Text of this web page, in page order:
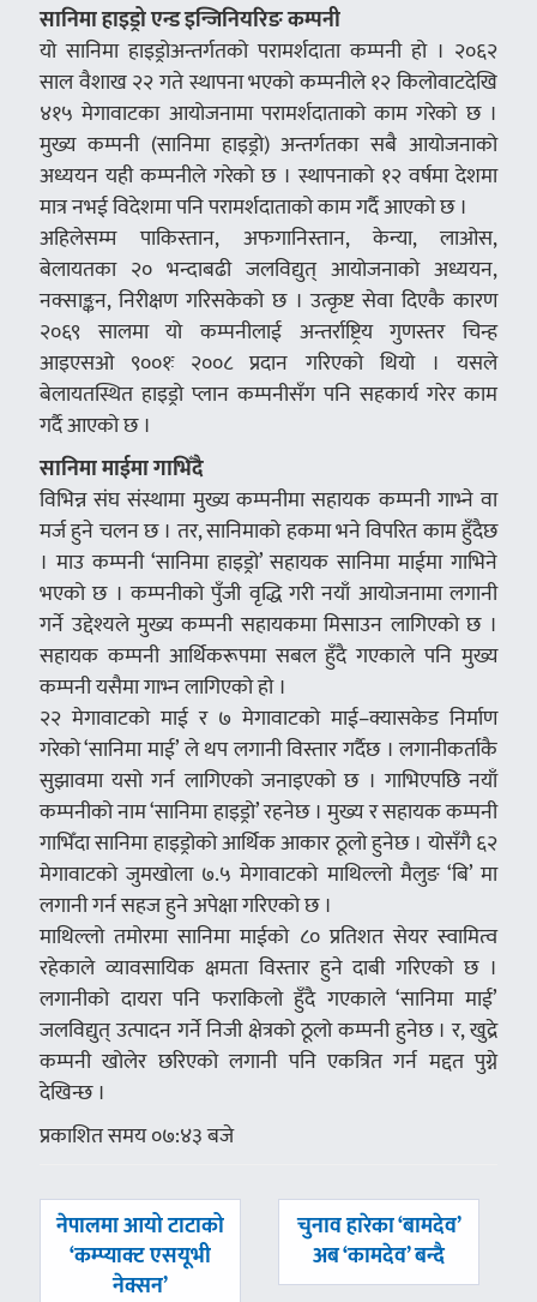
सानिमा हाइड्रो एन्ड इन्जिनियरिङ कम्पनी
यो सानिमा हाइड्रोअन्तर्गतको परामर्शदाता कम्पनी हो । २०६२
साल वैशाख २२ गते स्थापना भएको कम्पनीले १२ किलोवाटदेखि
४१५ मेगावाटका आयोजनामा परामर्शदाताको काम गरेको छ ।
मुख्य कम्पनी (सानिमा हाइड्रो) अन्तर्गतका सबै आयोजनाको
अध्ययन यही कम्पनीले गरेको छ । स्थापनाको १२ वर्षमा देशमा
मात्र नभई विदेशमा पनि परामर्शदाताको काम गर्दै आएको छ ।
अहिलेसम्म पाकिस्तान, अफगानिस्तान, केन्या, लाओस,
बेलायतका २० भन्दाबढी जलविद्युत् आयोजनाको अध्ययन,
नक्साङ्कन, निरीक्षण गरिसकेको छ । उत्कृष्ट सेवा दिएकै कारण
२०६९ सालमा यो कम्पनीलाई अन्तर्राष्ट्रिय गुणस्तर चिन्ह
आइएसओ ९००१ः २००८ प्रदान गरिएको थियो । यसले
बेलायतस्थित हाइड्रो प्लान कम्पनीसँग पनि सहकार्य गरेर काम
गर्दै आएको छ ।
सानिमा माईमा गाभिँदै
विभिन्न संघ संस्थामा मुख्य कम्पनीमा सहायक कम्पनी गाभ्ने वा
मर्ज हुने चलन छ । तर, सानिमाको हकमा भने विपरित काम हुँदैछ
। माउ कम्पनी ‘सानिमा हाइड्रो’ सहायक सानिमा माईमा गाभिने
भएको छ । कम्पनीको पुँजी वृद्धि गरी नयाँ आयोजनामा लगानी
गर्ने उद्देश्यले मुख्य कम्पनी सहायकमा मिसाउन लागिएको छ ।
सहायक कम्पनी आर्थिकरूपमा सबल हुँदै गएकाले पनि मुख्य
कम्पनी यसैमा गाभ्न लागिएको हो ।
२२ मेगावाटको माई र ७ मेगावाटको माई–क्यासकेड निर्माण
गरेको ‘सानिमा माई’ ले थप लगानी विस्तार गर्दैछ । लगानीकर्ताकै
सुझावमा यसो गर्न लागिएको जनाइएको छ । गाभिएपछि नयाँ
कम्पनीको नाम ‘सानिमा हाइड्रो’ रहनेछ । मुख्य र सहायक कम्पनी
गाभिँदा सानिमा हाइड्रोको आर्थिक आकार ठूलो हुनेछ । योसँगै ६२
मेगावाटको जुमखोला ७.५ मेगावाटको माथिल्लो मैलुङ ‘बि’ मा
लगानी गर्न सहज हुने अपेक्षा गरिएको छ ।
माथिल्लो तमोरमा सानिमा माईको ८० प्रतिशत सेयर स्वामित्व
रहेकाले व्यावसायिक क्षमता विस्तार हुने दाबी गरिएको छ ।
लगानीको दायरा पनि फराकिलो हुँदै गएकाले ‘सानिमा माई’
जलविद्युत् उत्पादन गर्ने निजी क्षेत्रको ठूलो कम्पनी हुनेछ । र, खुद्रे
कम्पनी खोलेर छरिएको लगानी पनि एकत्रित गर्न मद्दत पुग्ने
देखिन्छ ।
प्रकाशित समय ०७:४३ बजे
पछिल्लाे
नेपालमा आयो टाटाको
‘कम्प्याक्ट एसयूभी
नेक्सन’
अघिल्लाे
चुनाव हारेका ‘बामदेव’
अब ‘कामदेव’ बन्दै